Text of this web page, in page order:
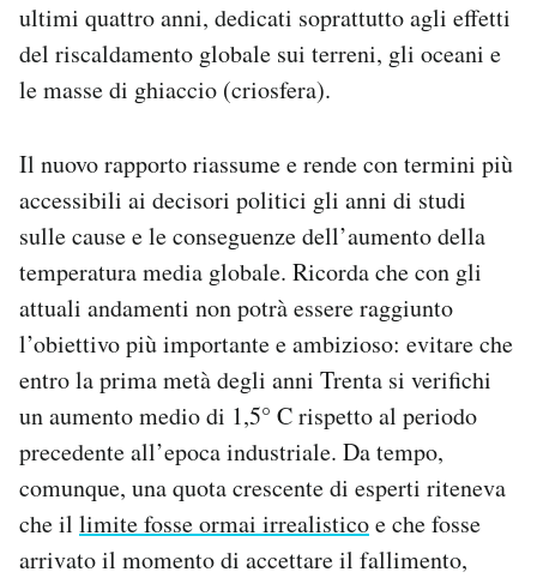
ultimi quattro anni, dedicati soprattutto agli effetti
del riscaldamento globale sui terreni, gli oceani e
le masse di ghiaccio (criosfera).
Il nuovo rapporto riassume e rende con termini più
accessibili ai decisori politici gli anni di studi
sulle cause e le conseguenze dell’aumento della
temperatura media globale. Ricorda che con gli
attuali andamenti non potrà essere raggiunto
l’obiettivo più importante e ambizioso: evitare che
entro la prima metà degli anni Trenta si verifichi
un aumento medio di 1,5° C rispetto al periodo
precedente all’epoca industriale. Da tempo,
comunque, una quota crescente di esperti riteneva
che il limite fosse ormai irrealisticoe che fosse
arrivato il momento di accettare il fallimento,